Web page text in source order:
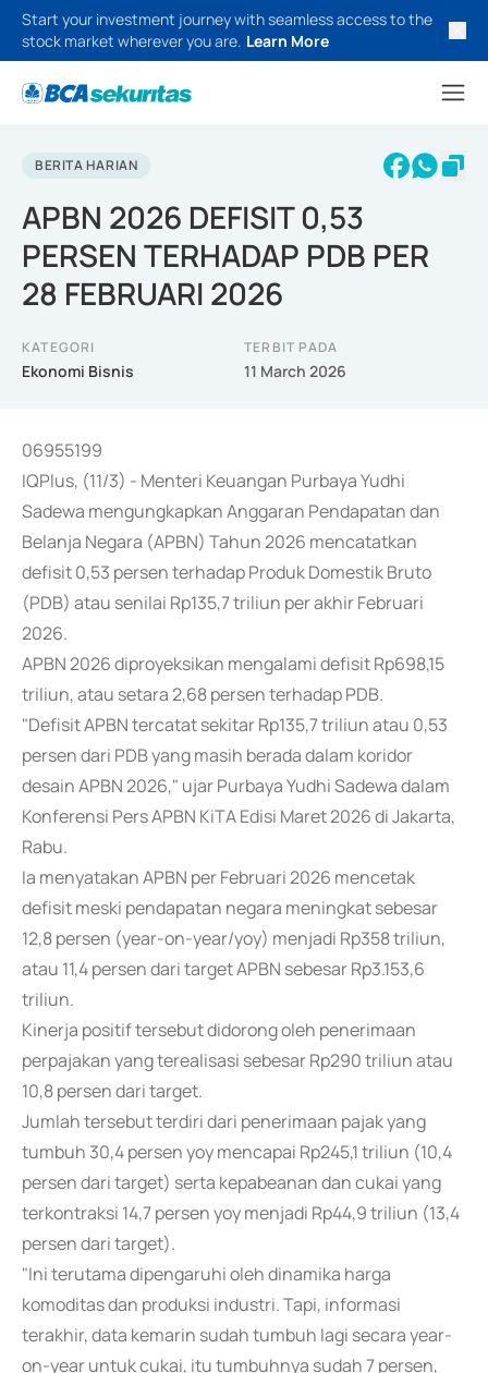
Start your investment journey with seamless access to the
stock market wherever you are. Learn More
BERITA HARIAN
APBN 2026 DEFISIT 0,53
PERSEN TERHADAP PDB PER
28 FEBRUARI 2026
KATEGORI
Ekonomi Bisnis
TERBIT PADA
11 March 2026
06955199
IQPlus, (11/3) - Menteri Keuangan Purbaya Yudhi
Sadewa mengungkapkan Anggaran Pendapatan dan
Belanja Negara (APBN) Tahun 2026 mencatatkan
defisit 0,53 persen terhadap Produk Domestik Bruto
(PDB) atau senilai Rp135,7 triliun per akhir Februari
2026.
APBN 2026 diproyeksikan mengalami defisit Rp698,15
triliun, atau setara 2,68 persen terhadap PDB.
"Defisit APBN tercatat sekitar Rp135,7 triliun atau 0,53
persen dari PDB yang masih berada dalam koridor
desain APBN 2026," ujar Purbaya Yudhi Sadewa dalam
Konferensi Pers APBN KiTA Edisi Maret 2026 di Jakarta,
Rabu.
Ia menyatakan APBN per Februari 2026 mencetak
defisit meski pendapatan negara meningkat sebesar
12,8 persen (year-on-year/yoy) menjadi Rp358 triliun,
atau 11,4 persen dari target APBN sebesar Rp3.153,6
triliun.
Kinerja positif tersebut didorong oleh penerimaan
perpajakan yang terealisasi sebesar Rp290 triliun atau
10,8 persen dari target.
Jumlah tersebut terdiri dari penerimaan pajak yang
tumbuh 30,4 persen yoy mencapai Rp245,1 triliun (10,4
persen dari target) serta kepabeanan dan cukai yang
terkontraksi 14,7 persen yoy menjadi Rp44,9 triliun (13,4
persen dari target).
"Ini terutama dipengaruhi oleh dinamika harga
komoditas dan produksi industri. Tapi, informasi
terakhir, data kemarin sudah tumbuh lagi secara year-
on-year untuk cukai, itu tumbuhnya sudah 7 persen,